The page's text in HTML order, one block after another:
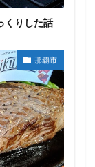
くりした話
那覇市